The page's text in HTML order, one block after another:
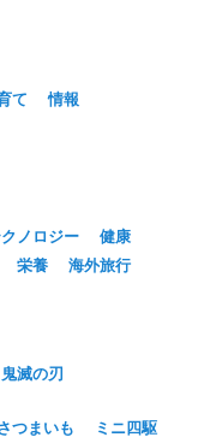
て
情報
ノロジー
健康
栄養
海外旅行
鬼滅の刃
つまいも
ミニ四駆